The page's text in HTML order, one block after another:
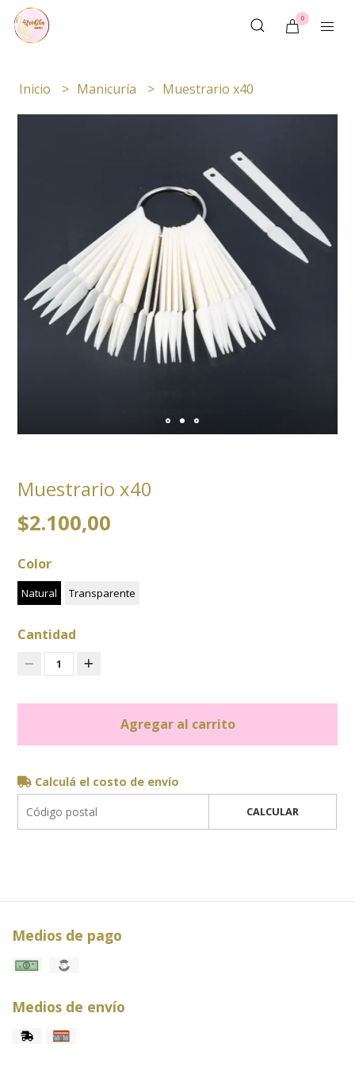
0
Inicio Manicuría Muestrario x40
Muestrario x40
$2.100,00
Color
Natural Transparente
Cantidad
1
Agregar al carrito
Calculá el costo de envío
CALCULAR
Medios de pago
Medios de envío